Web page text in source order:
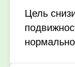
Цель